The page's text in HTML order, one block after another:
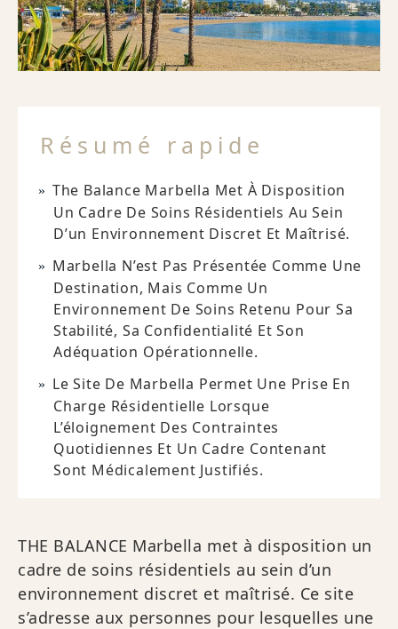
Résumé rapide
The Balance Marbella Met À Disposition
Un Cadre De Soins Résidentiels Au Sein
D’un Environnement Discret Et Maîtrisé.
Marbella N’est Pas Présentée Comme Une
Destination, Mais Comme Un
Environnement De Soins Retenu Pour Sa
Stabilité, Sa Confidentialité Et Son
Adéquation Opérationnelle.
Le Site De Marbella Permet Une Prise En
Charge Résidentielle Lorsque
L’éloignement Des Contraintes
Quotidiennes Et Un Cadre Contenant
Sont Médicalement Justifiés.
THE BALANCE Marbella met à disposition un
cadre de soins résidentiels au sein d’un
environnement discret et maîtrisé. Ce site
s’adresse aux personnes pour lesquelles une